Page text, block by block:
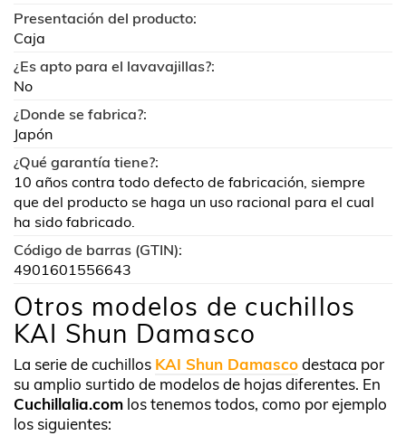
Presentación del producto:
Caja
¿Es apto para el lavavajillas?:
No
¿Donde se fabrica?:
Japón
¿Qué garantía tiene?:
10 años contra todo defecto de fabricación, siempre
que del producto se haga un uso racional para el cual
ha sido fabricado.
Código de barras (GTIN):
4901601556643
Otros modelos de cuchillos
KAI Shun Damasco
La serie de cuchillos KAI Shun Damascodestaca por
su amplio surtido de modelos de hojas diferentes. En
Cuchillalia.com los tenemos todos, como por ejemplo
los siguientes: